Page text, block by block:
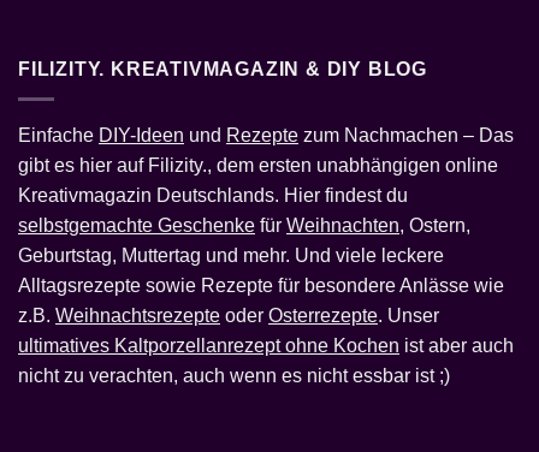
FILIZITY. KREATIVMAGAZIN & DIY BLOG
Einfache DIY-Ideen und Rezepte zum Nachmachen – Das
gibt es hier auf Filizity., dem ersten unabhängigen online
Kreativmagazin Deutschlands. Hier findest du
selbstgemachte Geschenke für Weihnachten, Ostern,
Geburtstag, Muttertag und mehr. Und viele leckere
Alltagsrezepte sowie Rezepte für besondere Anlässe wie
z.B. Weihnachtsrezepte oder Osterrezepte. Unser
ultimatives Kaltporzellanrezept ohne Kochen ist aber auch
nicht zu verachten, auch wenn es nicht essbar ist ;)